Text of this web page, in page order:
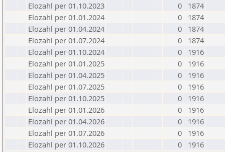
Elozahl per 01.10.2023
0
1874
Elozahl per 01.01.2024
0
1874
Elozahl per 01.04.2024
0
1874
Elozahl per 01.07.2024
0
1874
Elozahl per 01.10.2024
0
1916
Elozahl per 01.01.2025
0
1916
Elozahl per 01.04.2025
0
1916
Elozahl per 01.07.2025
0
1916
Elozahl per 01.10.2025
0
1916
Elozahl per 01.01.2026
0
1916
Elozahl per 01.04.2026
0
1916
Elozahl per 01.07.2026
0
1916
Elozahl per 01.10.2026
0 1916